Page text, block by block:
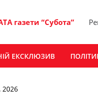
газети “Субота”
ЕКСКЛЮЗИВ
2026